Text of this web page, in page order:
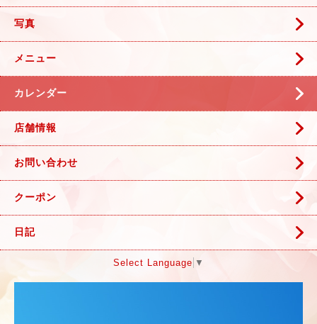
写真
メニュー
カレンダー
店舗情報
お問い合わせ
クーポン
日記
Select Language ▼